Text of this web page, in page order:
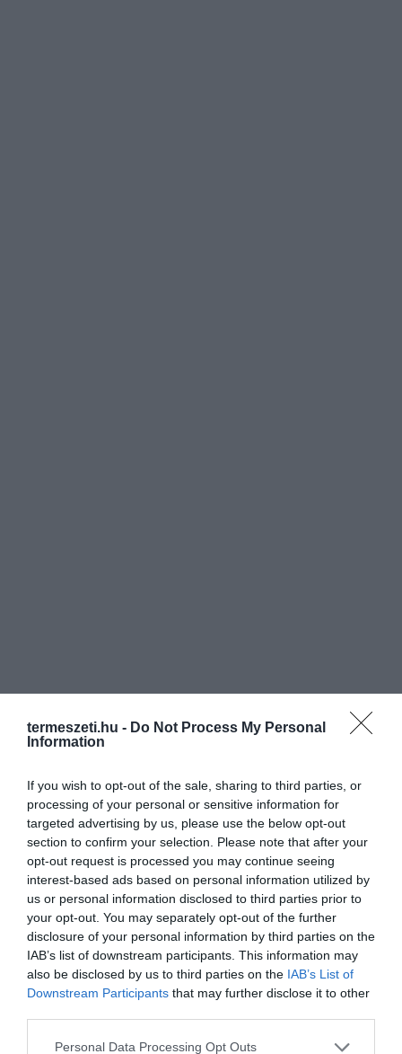
termeszeti.hu - Do Not Process My Personal
Information
If you wish to opt-out of the sale, sharing to third parties, or
processing of your personal or sensitive information for
targeted advertising by us, please use the below opt-out
section to confirm your selection. Please note that after your
opt-out request is processed you may continue seeing
interest-based ads based on personal information utilized by
us or personal information disclosed to third parties prior to
your opt-out. You may separately opt-out of the further
disclosure of your personal information by third parties on the
IAB’s list of downstream participants. This information may
also be disclosed by us to third parties on the IAB’s List of
Downstream Participants that may further disclose it to other
Please note that this website/app uses one or more Google
Personal Data Processing Opt Outs